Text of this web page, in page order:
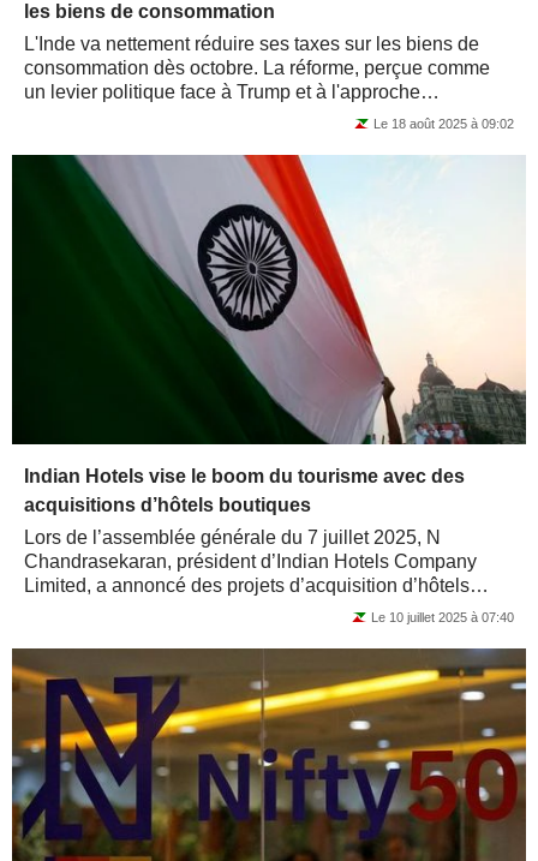
les biens de consommation
L'Inde va nettement réduire ses taxes sur les biens de
consommation dès octobre. La réforme, perçue comme
un levier politique face à Trump et à l'approche
Le 18 août 2025 à 09:02
Indian Hotels vise le boom du tourisme avec des
acquisitions d’hôtels boutiques
Lors de l’assemblée générale du 7 juillet 2025, N
Chandrasekaran, président d’Indian Hotels Company
Limited, a annoncé des projets d’acquisition d’hôtels
Le 10 juillet 2025 à 07:40